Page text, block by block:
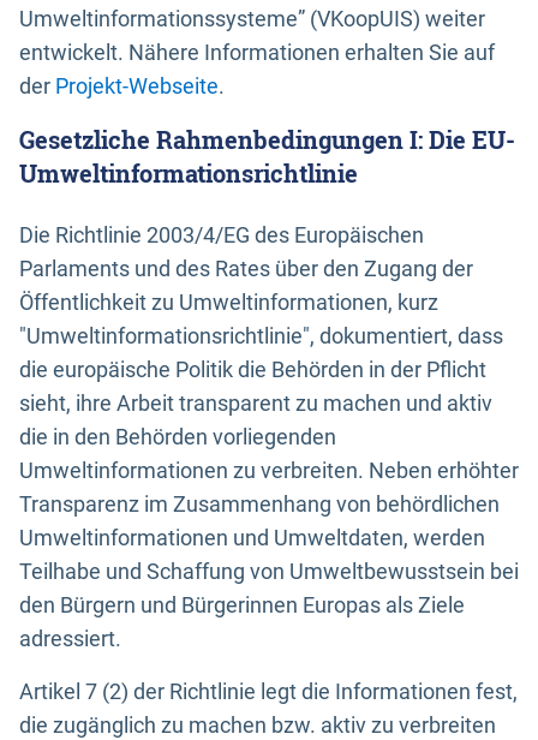
Umweltinformationssysteme” (VKoopUIS) weiter
entwickelt. Nähere Informationen erhalten Sie auf
der Projekt-Webseite.
Gesetzliche Rahmenbedingungen I: Die EU-
Umweltinformationsrichtlinie
Die Richtlinie 2003/4/EG des Europäischen
Parlaments und des Rates über den Zugang der
Öffentlichkeit zu Umweltinformationen, kurz
"Umweltinformationsrichtlinie", dokumentiert, dass
die europäische Politik die Behörden in der Pflicht
sieht, ihre Arbeit transparent zu machen und aktiv
die in den Behörden vorliegenden
Umweltinformationen zu verbreiten. Neben erhöhter
Transparenz im Zusammenhang von behördlichen
Umweltinformationen und Umweltdaten, werden
Teilhabe und Schaffung von Umweltbewusstsein bei
den Bürgern und Bürgerinnen Europas als Ziele
adressiert.
Artikel 7 (2) der Richtlinie legt die Informationen fest,
die zugänglich zu machen bzw. aktiv zu verbreiten